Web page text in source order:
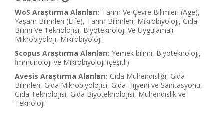
WoS Araştırma Alanları: Tarım Ve Çevre Bilimleri (Age),
Yaşam Bilimleri (Life), Tarım Bilimleri, Mikrobiyoloji, Gıda
Bilimi Ve Teknolojisi, Biyoteknoloji Ve Uygulamalı
Mikrobiyoloji, Mikrobiyoloji
Scopus Araştırma Alanları: Yemek bilimi, Biyoteknoloji,
İmmünoloji ve Mikrobiyoloji (çeşitli)
Avesis Araştırma Alanları: Gıda Mühendisliği, Gıda
Bilimleri, Gıda Mikrobiyolojisi, Gıda Hijyeni ve Sanitasyonu,
Gıda Teknolojisi, Gıda Biyoteknolojisi, Mühendislik ve
Teknoloji